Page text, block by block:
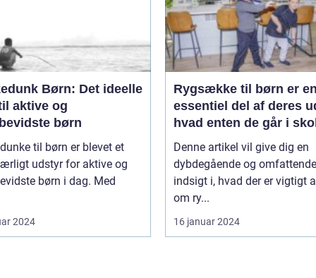
Børn: Det ideelle
aktive og
børn
til børn er blevet et
udstyr for aktive og
børn i dag. Med
2024
Rygsække til børn er
essentiel del af deres
hvad enten de går i
deltager i udflugter
rejser
Denne artikel vil give dig en
dybdegående og omfattende
indsigt i, hvad der er vigtigt
om ry...
16 januar 2024